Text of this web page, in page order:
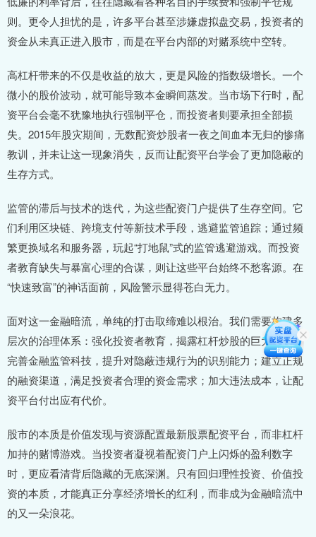
则。更令人担忧的是，许多平台甚至涉嫌虚拟盘交易，投资者的
资金从未真正进入股市，而是在平台内部的对赌系统中空转。
高杠杆带来的不仅是收益的放大，更是风险的指数级增长。一个
微小的股价波动，就可能导致本金瞬间蒸发。当市场下行时，配
资平台会毫不犹豫地执行强制平仓，而投资者则要承担全部损
失。2015年股灾期间，无数配资炒股者一夜之间血本无归的惨痛
教训，并未让这一现象消失，反而让配资平台学会了更加隐蔽的
生存方式。
监管的滞后与技术的迭代，为这些配资门户提供了生存空间。它
们利用区块链、跨境支付等新技术手段，逃避监管追踪；通过频
繁更换域名和服务器，玩起“打地鼠”式的监管逃避游戏。而投资
者教育缺失与暴富心理的合谋，则让这些平台始终不愁客源。在
“快速致富”的神话面前，风险警示显得苍白无力。
面对这一金融暗流，单纯的打击取缔难以根治。我们需要构建多
层次的治理体系：强化投资者教育，揭露杠杆炒股的巨大风险；
完善金融监管科技，提升对隐蔽违规行为的识别能力；建立正规
的融资渠道，满足投资者合理的资金需求；加大违法成本，让配
资平台付出应有代价。
股市的本质是价值发现与资源配置最新股票配资平台，而非杠杆
加持的赌博游戏。当投资者凝视着配资门户上闪烁的盈利数字
时，更应看清背后隐藏的无底深渊。只有回归理性投资、价值投
资的本质，才能真正分享经济增长的红利，而非成为金融暗流中
的又一朵浪花。